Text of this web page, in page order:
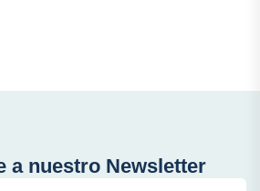
a nuestro Newsletter